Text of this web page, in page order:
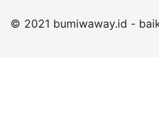
© 2021 bumiwaway.id -